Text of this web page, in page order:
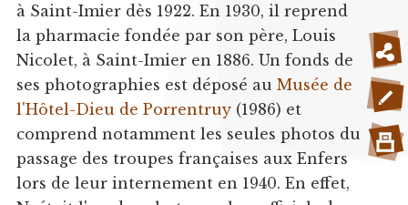
à Saint-Imier dès 1922. En 1930, il reprend
la pharmacie fondée par son père, Louis
Nicolet, à Saint-Imier en 1886. Un fonds de
ses photographies est déposé au Musée de
l'Hôtel-Dieu de Porrentruy (1986) et
comprend notamment les seules photos du
passage des troupes françaises aux Enfers
lors de leur internement en 1940. En effet,